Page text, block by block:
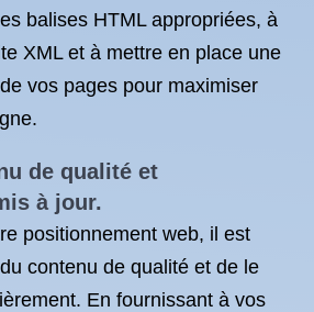
balises HTML appropriées, à
XML et à mettre en place une
vos pages pour maximiser
de qualité et
à jour.
positionnement web, il est
contenu de qualité et de le
En fournissant à vos